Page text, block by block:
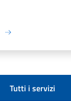
Tutti i servizi